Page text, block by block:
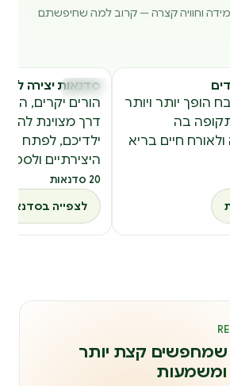
וחוויה קצרה — קרוב למה שחיפשתם
הופך יותר ויותר
בה
חיים בריא
סדנאות
סדנאות יצירה
הורים יקרים,
דרך מצוינת
ילדיכם, לפתח את
היצירתיים
20 סדנאות
לצפייה בסדנאות
שמחפשים קצת יותר